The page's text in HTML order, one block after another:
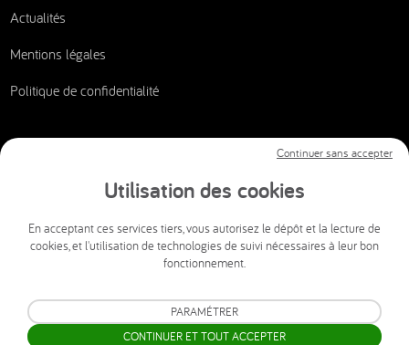
Actualités
Mentions légales
Politique de confidentialité
CSI AUDIOVISUEL
info@csi-audiovisuel.com
© 2026 CSI AUDIOVISUEL
Utilisation des cookies
En acceptant ces services tiers, vous autorisez le dépôt et la lecture de
cookies, et l'utilisation de technologies de suivi nécessaires à leur bon
fonctionnement.
Continuer sans accepter
PARAMÉTRER
CONTINUER ET TOUT ACCEPTER